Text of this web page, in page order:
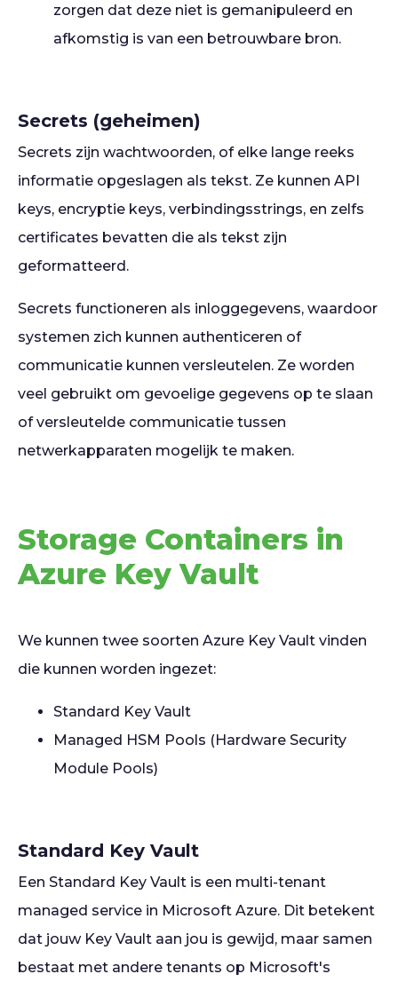
zorgen dat deze niet is gemanipuleerd en
afkomstig is van een betrouwbare bron.
Secrets (geheimen)
Secrets zijn wachtwoorden, of elke lange reeks
informatie opgeslagen als tekst. Ze kunnen API
keys, encryptie keys, verbindingsstrings, en zelfs
certificates bevatten die als tekst zijn
geformatteerd.
Secrets functioneren als inloggegevens, waardoor
systemen zich kunnen authenticeren of
communicatie kunnen versleutelen. Ze worden
veel gebruikt om gevoelige gegevens op te slaan
of versleutelde communicatie tussen
netwerkapparaten mogelijk te maken.
Storage Containers in
Azure Key Vault
We kunnen twee soorten Azure Key Vault vinden
die kunnen worden ingezet:
Standard Key Vault
Managed HSM Pools (Hardware Security
Module Pools)
Standard Key Vault
Een Standard Key Vault is een multi-tenant
managed service in Microsoft Azure. Dit betekent
dat jouw Key Vault aan jou is gewijd, maar samen
bestaat met andere tenants op Microsoft's